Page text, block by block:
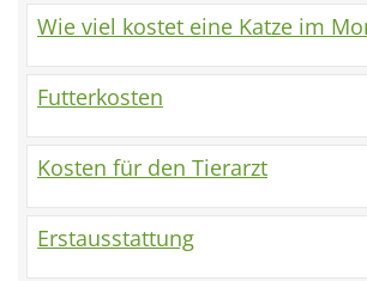
Wie viel kostet eine Katze im
Futterkosten
Kosten für den Tierarzt
Erstausstattung